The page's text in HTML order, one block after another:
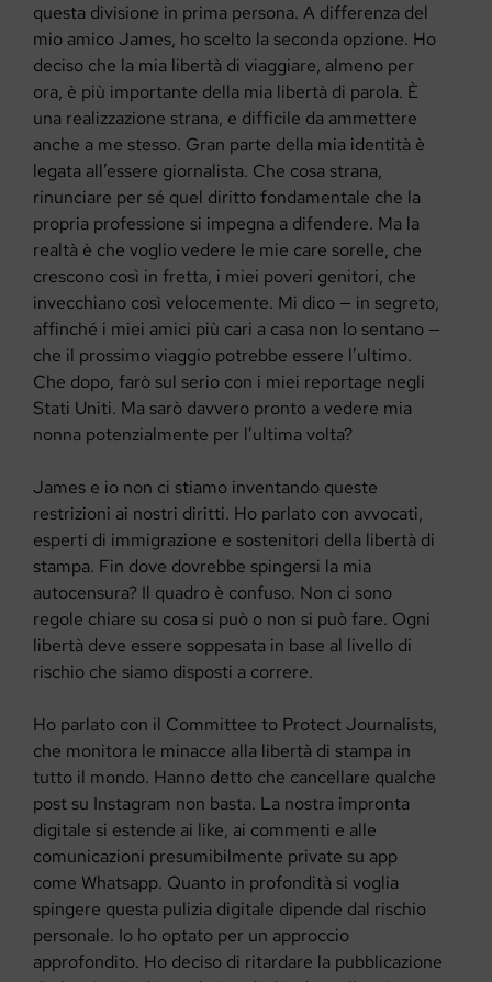
questa divisione in prima persona. A differenza del
mio amico James, ho scelto la seconda opzione. Ho
deciso che la mia libertà di viaggiare, almeno per
ora, è più importante della mia libertà di parola. È
una realizzazione strana, e difficile da ammettere
anche a me stesso. Gran parte della mia identità è
legata all’essere giornalista. Che cosa strana,
rinunciare per sé quel diritto fondamentale che la
propria professione si impegna a difendere. Ma la
realtà è che voglio vedere le mie care sorelle, che
crescono così in fretta, i miei poveri genitori, che
invecchiano così velocemente. Mi dico — in segreto,
affinché i miei amici più cari a casa non lo sentano —
che il prossimo viaggio potrebbe essere l’ultimo.
Che dopo, farò sul serio con i miei reportage negli
Stati Uniti. Ma sarò davvero pronto a vedere mia
nonna potenzialmente per l’ultima volta?
James e io non ci stiamo inventando queste
restrizioni ai nostri diritti. Ho parlato con avvocati,
esperti di immigrazione e sostenitori della libertà di
stampa. Fin dove dovrebbe spingersi la mia
autocensura? Il quadro è confuso. Non ci sono
regole chiare su cosa si può o non si può fare. Ogni
libertà deve essere soppesata in base al livello di
rischio che siamo disposti a correre.
Ho parlato con il Committee to Protect Journalists,
che monitora le minacce alla libertà di stampa in
tutto il mondo. Hanno detto che cancellare qualche
post su Instagram non basta. La nostra impronta
digitale si estende ai like, ai commenti e alle
comunicazioni presumibilmente private su app
come Whatsapp. Quanto in profondità si voglia
spingere questa pulizia digitale dipende dal rischio
personale. Io ho optato per un approccio
approfondito. Ho deciso di ritardare la pubblicazione